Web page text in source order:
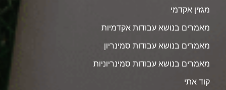
מגזין אקדמי
מאמרים בנושא עבודות אקדמיות
מאמרים בנושא עבודות סמינריון
מאמרים בנושא עבודות סמינריוניות
קוד אתי